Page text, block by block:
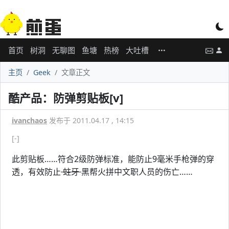
首页 树洞 无聊图 鱼塘 热榜 大吐槽
主页 Geek 文章正文
酷产品：防弹剪贴板[v]
ivanchaos 发布于 2011.04.17 , 14:15
[-]
此剪贴板……符合2级防弹标准，能防止9毫米手枪弹的穿
透，有效防止蛀牙黑帮火拼中文职人员的伤亡……